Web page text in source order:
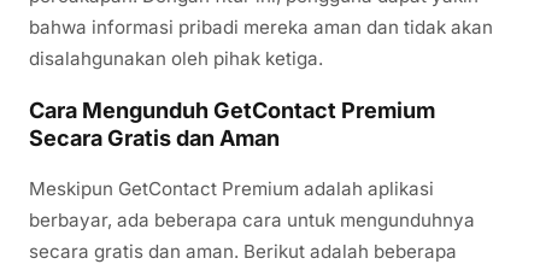
bahwa informasi pribadi mereka aman dan tidak akan
disalahgunakan oleh pihak ketiga.
Cara Mengunduh GetContact Premium
Secara Gratis dan Aman
Meskipun GetContact Premium adalah aplikasi
berbayar, ada beberapa cara untuk mengunduhnya
secara gratis dan aman. Berikut adalah beberapa